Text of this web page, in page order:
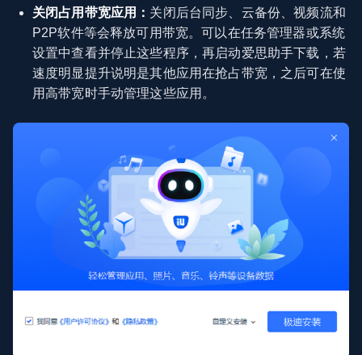
关闭占用带宽应用： 关闭后台同步、云备份、视频流和
P2P软件等会释放可用带宽。可以在任务管理器或系统
设置中查看并停止这些程序，再启动爱思助手下载，若
速度明显提升说明是其他应用在抢占带宽，之后可在使
用高带宽时手动管理这些应用。